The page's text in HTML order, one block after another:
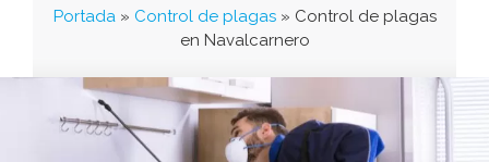
Portada» Control de plagas» Control de plagas
en Navalcarnero